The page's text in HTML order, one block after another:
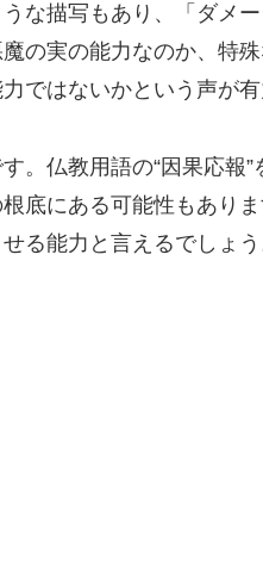
な描写もあり、「ダメ
の実の能力なのか、特
ではないかという声が有
。仏教用語の“因果応報”
底にある可能性もあり
る能力と言えるでしょう